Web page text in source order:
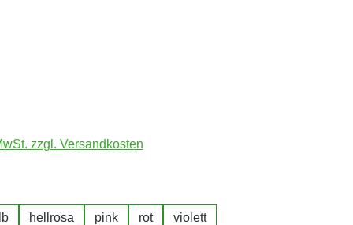
zzgl. Versandkosten
hellrosa pink rot violett